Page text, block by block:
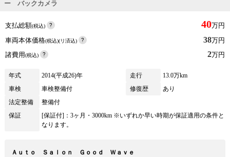
ー バックカメラ
支払総額(税込) 40万円
車両本体価格(税込)(リ済込) 38万円
諸費用(税込) 2万円
年式 2014(平成26)年 走行
13.0万km
車検
車検整備付 修復歴
あり
法定整備
整備付
保証
[保証付]：3ヶ月・3000km ※いずれか早い時期が保証適用の条件と
なります。
Ａｕｔｏ Ｓａｌｏｎ Ｇｏｏｄ Ｗａｖｅ